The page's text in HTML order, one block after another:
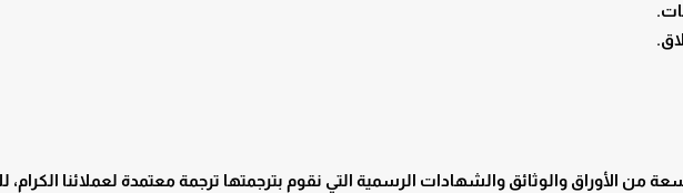
من الأوراق والوثائق والشهادات الرسمية التي نقوم بترجمتها ترجمة معتمدة لعملائنا الكرام،